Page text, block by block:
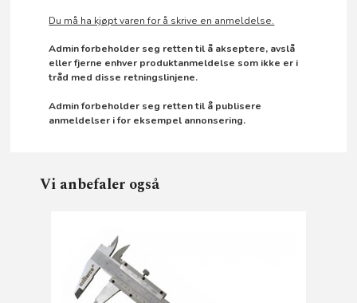
Du må ha kjøpt varen for å skrive en anmeldelse.
Admin forbeholder seg retten til å akseptere, avslå
eller fjerne enhver produktanmeldelse som ikke er i
tråd med disse retningslinjene.
Admin forbeholder seg retten til å publisere
anmeldelser i for eksempel annonsering.
Vi anbefaler også